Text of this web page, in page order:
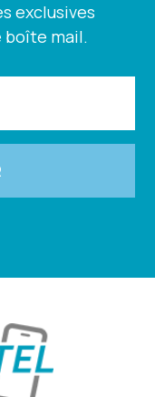
exclusives
mail.